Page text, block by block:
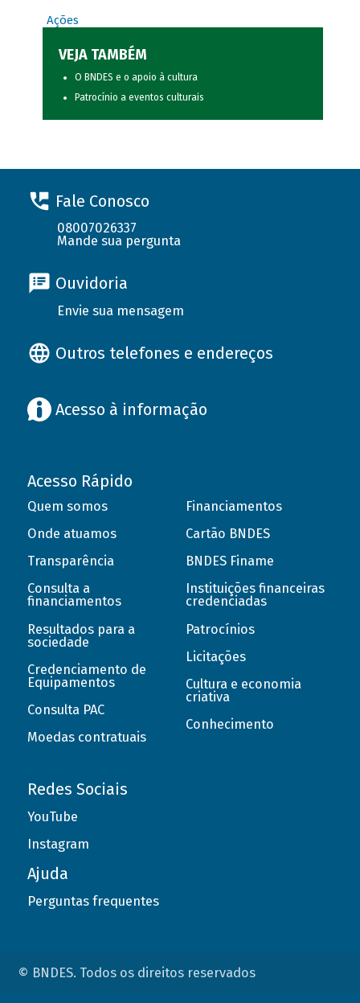
Ações
VEJA TAMBÉM
O BNDES e o apoio à cultura
Patrocínio a eventos culturais
Fale Conosco
08007026337
Mande sua pergunta
Ouvidoria
Envie sua mensagem
Outros telefones e endereços
Acesso à informação
Acesso Rápido
Quem somos
Onde atuamos
Transparência
Consulta a
financiamentos
Resultados para a
sociedade
Credenciamento de
Equipamentos
Consulta PAC
Moedas contratuais
Financiamentos
Cartão BNDES
BNDES Finame
Instituições financeiras
credenciadas
Patrocínios
Licitações
Cultura e economia
criativa
Conhecimento
Redes Sociais
YouTube
Instagram
Ajuda
Perguntas frequentes
© BNDES. Todos os direitos reservados